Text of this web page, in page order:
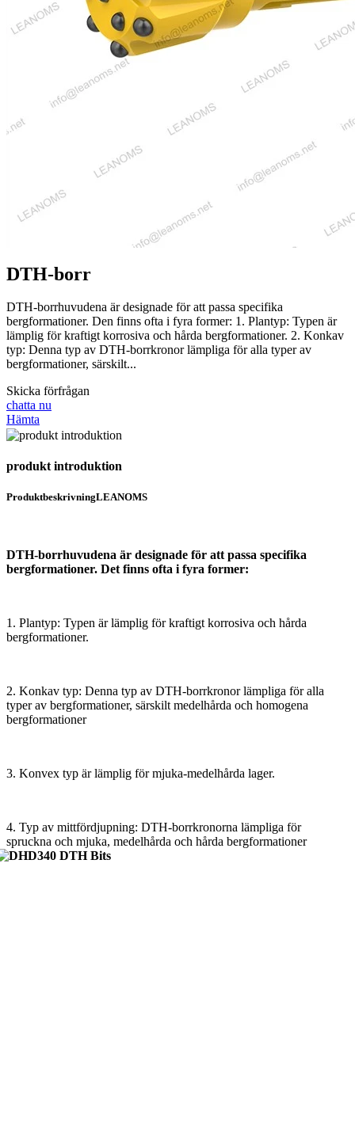
DTH-borr
DTH-borrhuvudena är designade för att passa specifika
bergformationer. Den finns ofta i fyra former: 1. Plantyp: Typen är
lämplig för kraftigt korrosiva och hårda bergformationer. 2. Konkav
typ: Denna typ av DTH-borrkronor lämpliga för alla typer av
bergformationer, särskilt...
Skicka förfrågan
chatta nu
Hämta
produkt introduktion
ProduktbeskrivningLEANOMS
DTH-borrhuvudena är designade för att passa specifika
bergformationer. Det finns ofta i fyra former:
1. Plantyp: Typen är lämplig för kraftigt korrosiva och hårda
bergformationer.
2. Konkav typ: Denna typ av DTH-borrkronor lämpliga för alla
typer av bergformationer, särskilt medelhårda och homogena
bergformationer
3. Konvex typ är lämplig för mjuka-medelhårda lager.
4. Typ av mittfördjupning: DTH-borrkronorna lämpliga för
spruckna och mjuka, medelhårda och hårda bergformationer